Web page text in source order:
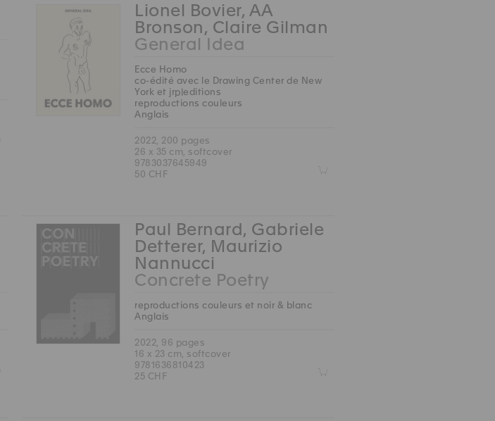
Lionel Bovier, AA
Bronson, Claire Gilman
General Idea
Ecce Homo
co-édité avec le Drawing Center de New
York et jrp|editions
reproductions couleurs
Anglais
2022, 200 pages
26 x 35 cm, softcover
9783037645949
50 CHF
Z
Paul Bernard, Gabriele
Detterer, Maurizio
Nannucci
Concrete Poetry
reproductions couleurs et noir & blanc
Anglais
2022, 96 pages
16 x 23 cm, softcover
9781636810423
25 CHF
Z